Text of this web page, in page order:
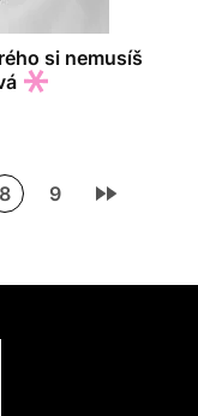
si nemusíš
8 9